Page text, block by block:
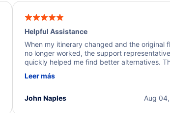
Helpful Assistance
When my itinerary changed and the original
no longer worked, the support representative
quickly helped me find better alternatives.
beyond to resolve the issue. I'm grateful for
Leer más
Aug
John Naples